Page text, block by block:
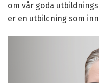
om vår goda
er en utbildning som